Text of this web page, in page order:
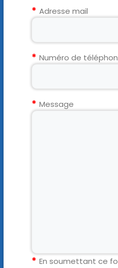
Adresse mail
Numéro de
Message
En soumettant ce